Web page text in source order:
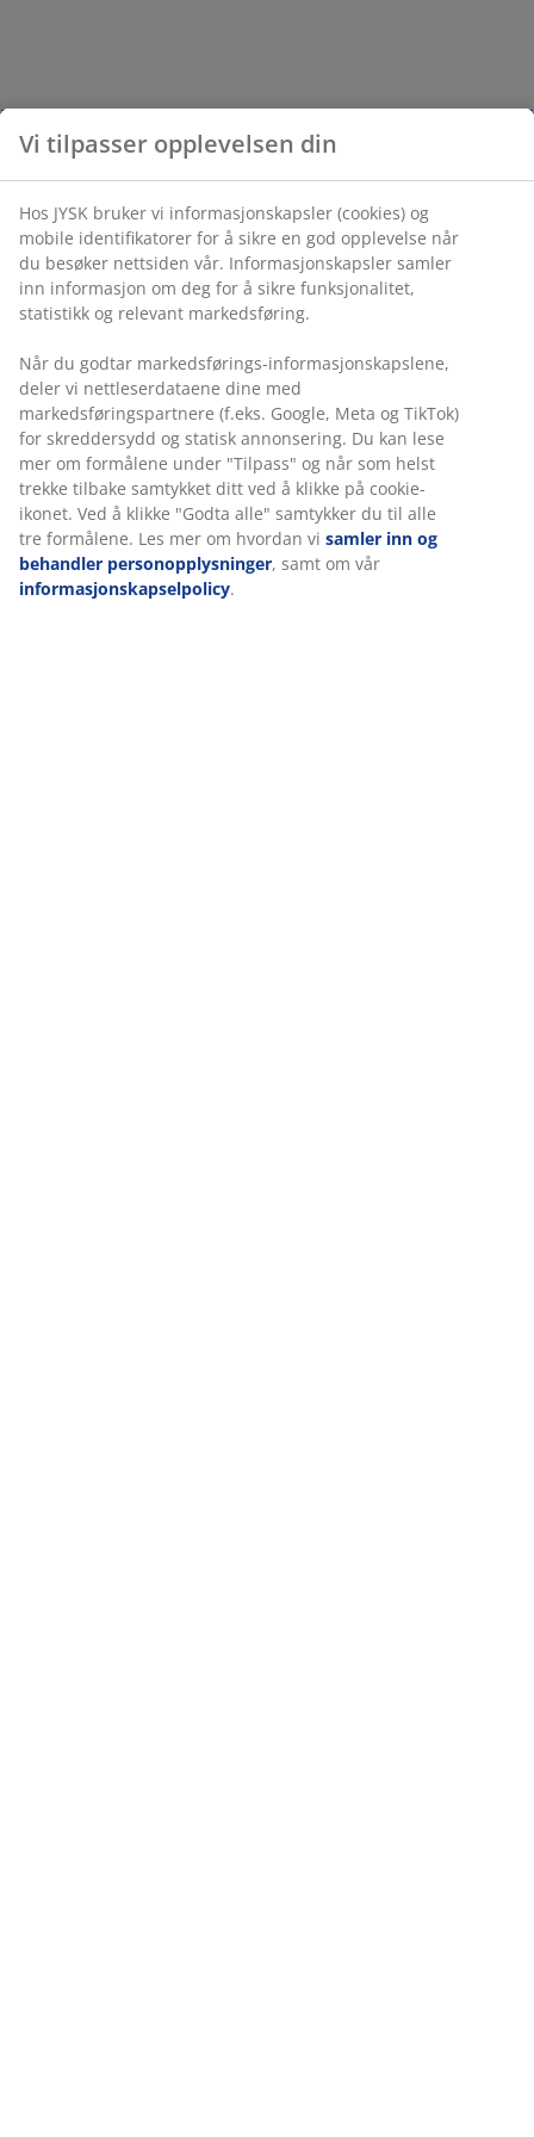
Vi tilpasser opplevelsen din
Hos JYSK bruker vi informasjonskapsler (cookies) og
mobile identifikatorer for å sikre en god opplevelse når
du besøker nettsiden vår. Informasjonskapsler samler
inn informasjon om deg for å sikre funksjonalitet,
statistikk og relevant markedsføring.
Når du godtar markedsførings-informasjonskapslene,
deler vi nettleserdataene dine med
markedsføringspartnere (f.eks. Google, Meta og TikTok)
for skreddersydd og statisk annonsering. Du kan lese
mer om formålene under "Tilpass" og når som helst
trekke tilbake samtykket ditt ved å klikke på cookie-
ikonet. Ved å klikke "Godta alle" samtykker du til alle
tre formålene. Les mer om hvordan vi samler inn og
behandler personopplysninger, samt om vår
informasjonskapselpolicy.